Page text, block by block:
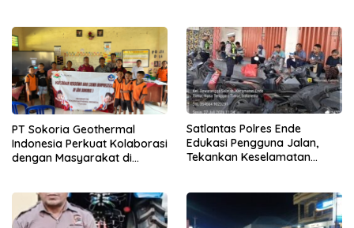
PT Sokoria Geothermal
Indonesia Perkuat Kolaborasi
dengan Masyarakat di
Satlantas Polres Ende
Edukasi Pengguna Jalan,
Tekankan Keselamatan